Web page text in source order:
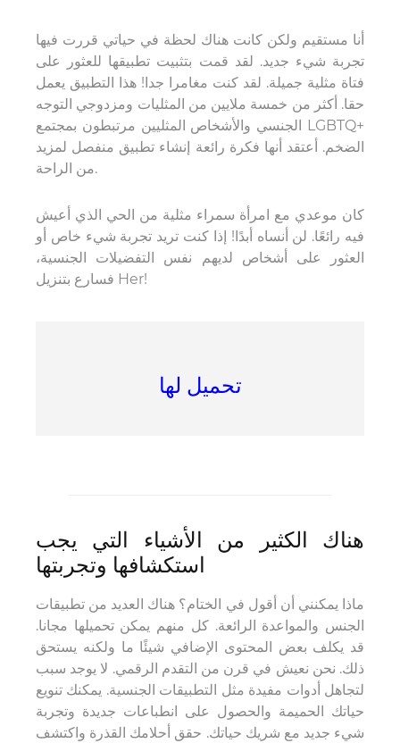
أنا مستقيم ولكن كانت هناك لحظة في حياتي قررت فيها
تجربة شيء جديد. لقد قمت بتثبيت تطبيقها للعثور على
فتاة مثلية جميلة. لقد كنت مغامرا جدا! هذا التطبيق يعمل
حقا. أكثر من خمسة ملايين من المثليات ومزدوجي التوجه
الجنسي والأشخاص المثليين مرتبطون بمجتمع LGBTQ+
الضخم. أعتقد أنها فكرة رائعة إنشاء تطبيق منفصل لمزيد
من الراحة.
كان موعدي مع امرأة سمراء مثلية من الحي الذي أعيش
فيه رائعًا. لن أنساه أبدًا! إذا كنت تريد تجربة شيء خاص أو
العثور على أشخاص لديهم نفس التفضيلات الجنسية،
فسارع بتنزيل Her!
تحميل لها
هناك الكثير من الأشياء التي يجب
استكشافها وتجربتها
ماذا يمكنني أن أقول في الختام؟ هناك العديد من تطبيقات
الجنس والمواعدة الرائعة. كل منهم يمكن تحميلها مجانا.
قد يكلف بعض المحتوى الإضافي شيئًا ما ولكنه يستحق
ذلك. نحن نعيش في قرن من التقدم الرقمي. لا يوجد سبب
لتجاهل أدوات مفيدة مثل التطبيقات الجنسية. يمكنك تنويع
حياتك الحميمة والحصول على انطباعات جديدة وتجربة
شيء جديد مع شريك حياتك. حقق أحلامك القذرة واكتشف